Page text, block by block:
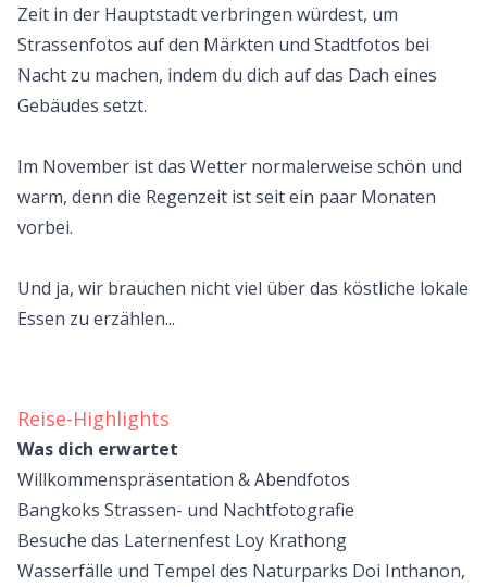
Zeit in der Hauptstadt verbringen würdest, um
Strassenfotos auf den Märkten und Stadtfotos bei
Nacht zu machen, indem du dich auf das Dach eines
Gebäudes setzt.
Im November ist das Wetter normalerweise schön und
warm, denn die Regenzeit ist seit ein paar Monaten
vorbei.
Und ja, wir brauchen nicht viel über das köstliche lokale
Essen zu erzählen...
Reise-Highlights
Was dich erwartet
Willkommenspräsentation & Abendfotos
Bangkoks Strassen- und Nachtfotografie
Besuche das Laternenfest Loy Krathong
Wasserfälle und Tempel des Naturparks Doi Inthanon,